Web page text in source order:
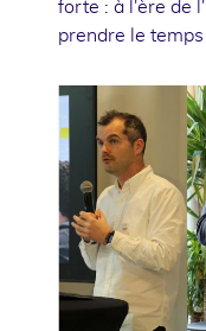
forte : à l'ère de
prendre le temps